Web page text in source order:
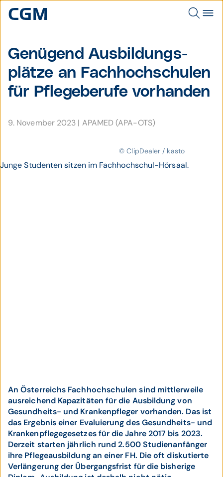
Genügend Aus­bildungs­
plätze an Fach­hoch­schulen
für Pflege­berufe vor­handen
9. November 2023 | APAMED (APA-OTS)
© ClipDealer / kasto
Junge Studenten sitzen im Fachhochschul-Hörsaal.
An Österreichs Fachhochschulen sind mittlerweile
ausreichend Kapazitäten für die Ausbildung von
Gesundheits- und Krankenpfleger vorhanden. Das ist
das Ergebnis einer Evaluierung des Gesundheits- und
Krankenpflegegesetzes für die Jahre 2017 bis 2023.
Derzeit starten jährlich rund 2.500 Studienanfänger
ihre Pflegeausbildung an einer FH. Die oft diskutierte
Verlängerung der Übergangsfrist für die bisherige